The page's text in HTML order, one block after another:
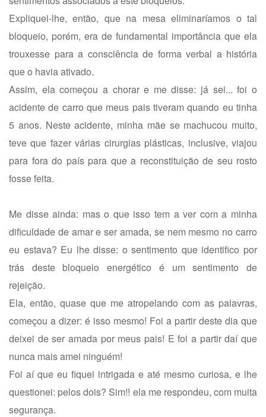
Expliquei-lhe, então, que na mesa eliminaríamos o tal
bloqueio, porém, era de fundamental importância que ela
trouxesse para a consciência de forma verbal a história
que o havia ativado.
Assim, ela começou a chorar e me disse: já sei... foi o
acidente de carro que meus pais tiveram quando eu tinha
5 anos. Neste acidente, minha mãe se machucou muito,
teve que fazer várias cirurgias plásticas, inclusive, viajou
para fora do país para que a reconstituição de seu rosto
fosse feita.
Me disse ainda: mas o que isso tem a ver com a minha
dificuldade de amar e ser amada, se nem mesmo no carro
eu estava? Eu lhe disse: o sentimento que identifico por
trás deste bloqueio energético é um sentimento de
rejeição.
Ela, então, quase que me atropelando com as palavras,
começou a dizer: é isso mesmo! Foi a partir deste dia que
deixei de ser amada por meus pais! E foi a partir daí que
nunca mais amei ninguém!
Foi aí que eu fiquei intrigada e até mesmo curiosa, e lhe
questionei: pelos dois? Sim!! ela me respondeu, com muita
segurança.